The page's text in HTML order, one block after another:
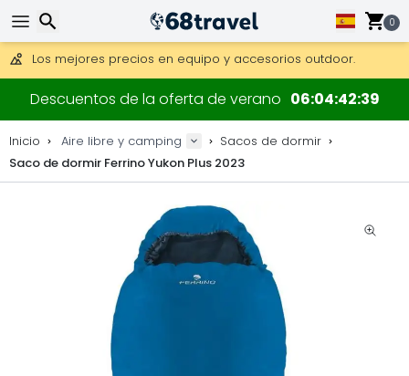
0
Envío DHL 1 día disponible.
30 días para devoluciones, 90 días para mapas de madera
Los mejores precios en equipo y accesorios outdoor.
Descuentos de la oferta de verano 06044238
Inicio Aire libre y camping
Sacos de dormir
Saco de dormir Ferrino Yukon Plus 2023
Buscar
Buscar